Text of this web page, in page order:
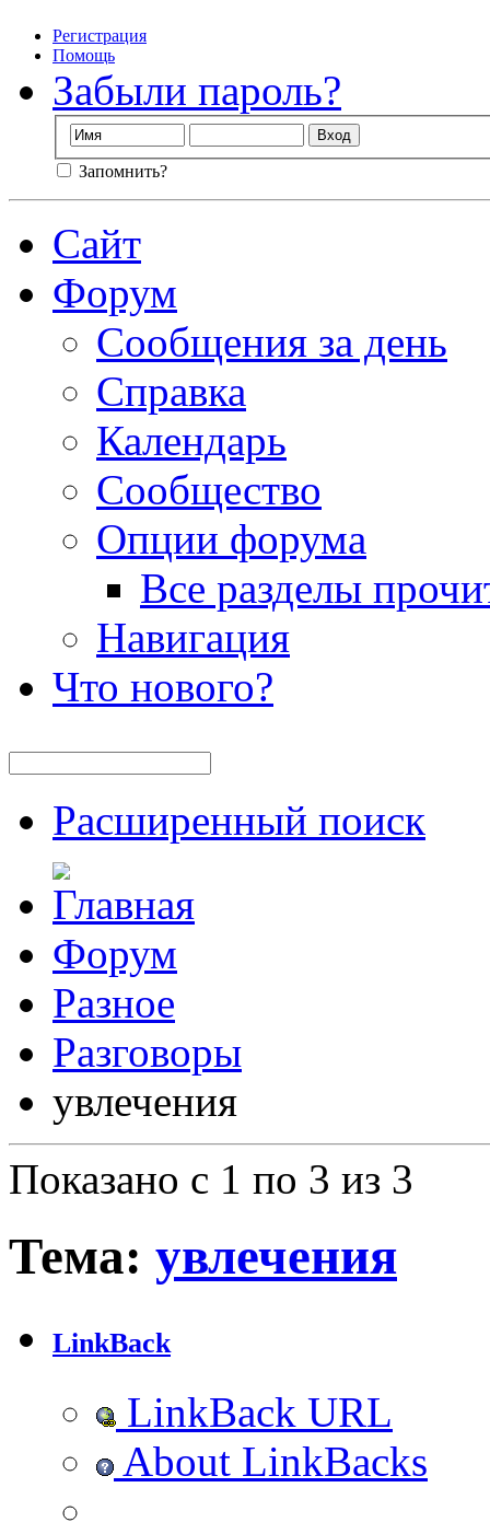
Регистрация
Помощь
Забыли пароль?
Запомнить?
Сайт
Форум
Сообщения за день
Справка
Календарь
Сообщество
Опции форума
Все разделы
Навигация
Что нового?
Расширенный поиск
Форум
Разное
Разговоры
увлечения
Показано с 1 по 3 из 3
Тема: увлечения
LinkBack
LinkBack URL
About LinkBacks